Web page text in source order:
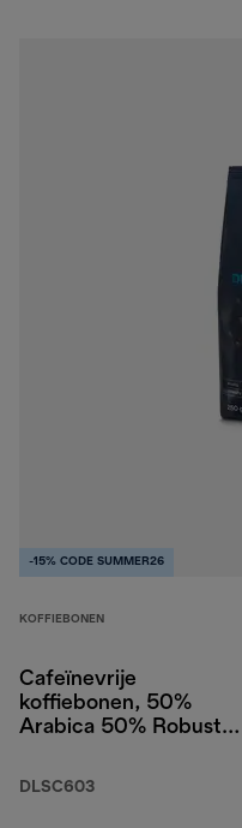
-15% CODE SUMMER26
KOFFIEBONEN
Cafeïnevrije
koffiebonen, 50%
Arabica 50% Robusta,
DLSC603